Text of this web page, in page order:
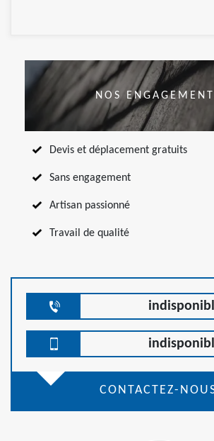
NOS
Devis et déplacement gratuits
Sans engagement
Artisan passionné
Travail de qualité
CONTACTEZ-